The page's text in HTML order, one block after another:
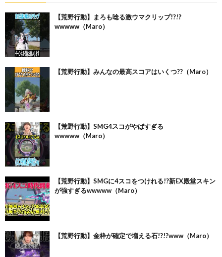
【荒野行動】まろも唸る激ウマクリップ!?!?
wwwww（Maro）
【荒野行動】みんなの最高スコアはいくつ??（Maro）
【荒野行動】SMG4スコがやばすぎる
wwwww（Maro）
【荒野行動】SMGに4スコをつけれる!?新EX殿堂スキン
が強すぎるwwwww（Maro）
【荒野行動】金枠が確定で増える石!?!?www（Maro）